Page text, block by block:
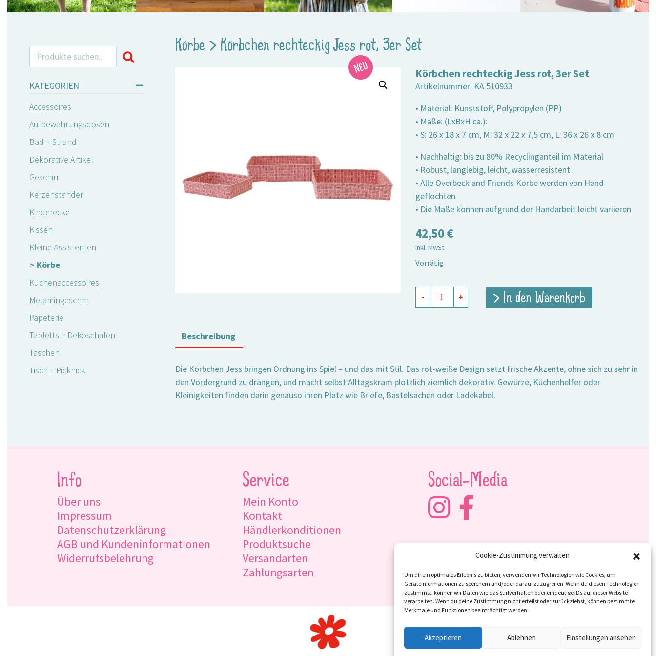
Cookie-Zustimmung verwalten
Um dir ein optimales Erlebnis zu bieten, verwenden wir Technologien wie Cookies, um
Geräteinformationen zu speichern und/oder darauf zuzugreifen. Wenn du diesen Technologien
zustimmst, können wir Daten wie das Surfverhalten oder eindeutige IDs auf dieser Website
verarbeiten. Wenn du deine Zustimmung nicht erteilst oder zurückziehst, können bestimmte
Merkmale und Funktionen beeinträchtigt werden.
Akzeptieren Ablehnen Einstellungen ansehen
Search for:
KATEGORIEN
Accessoires
Aufbewahrungsdosen
Bad + Strand
Dekorative Artikel
Geschirr
Kerzenständer
Kinderecke
Kissen
Kleine Assistenten
Körbe
Küchenaccessoires
Melamingeschirr
Papeterie
Tabletts + Dekoschalen
Taschen
Tisch + Picknick
Körbe > Körbchen rechteckig Jess rot, 3er Set
Körbchen rechteckig Jess rot, 3er Set
Artikelnummer: KA 510933
• Material: Kunststoff, Polypropylen (PP)
• Maße: (LxBxH ca.):
• S: 26 x 18 x 7 cm, M: 32 x 22 x 7,5 cm, L: 36 x 26 x 8 cm
• Nachhaltig: bis zu 80% Recyclinganteil im Material
• Robust, langlebig, leicht, wasserresistent
• Alle Overbeck and Friends Körbe werden von Hand
geflochten
• Die Maße können aufgrund der Handarbeit leicht variieren
42,50€
inkl. MwSt.
Vorrätig
Körbchen
rechteckig
Menge
- + > In den Warenkorb
Beschreibung
Die Körbchen Jess bringen Ordnung ins Spiel – und das mit Stil. Das rot-weiße Design setzt frische Akzente, ohne sich zu sehr in
den Vordergrund zu drängen, und macht selbst Alltagskram plötzlich ziemlich dekorativ. Gewürze, Küchenhelfer oder
Kleinigkeiten finden darin genauso ihren Platz wie Briefe, Bastelsachen oder Ladekabel.
Info
Über uns
Impressum
Datenschutzerklärung
AGB und Kundeninformationen
Widerrufsbelehrung
Service
Mein Konto
Kontakt
Händlerkonditionen
Produktsuche
Versandarten
Zahlungsarten
Social-Media